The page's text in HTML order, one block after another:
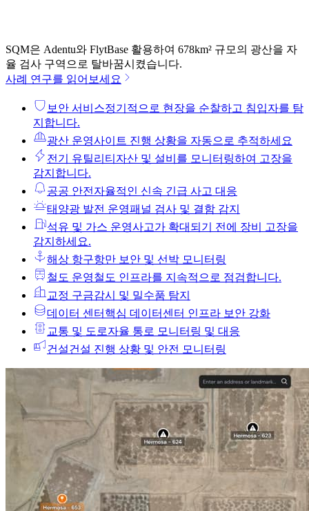
SQM은 Adentu와 FlytBase 활용하여 678km² 규모의 광산을 자
율 검사 구역으로 탈바꿈시켰습니다.
사례 연구를 읽어보세요
보안 서비스정기적으로 현장을 순찰하고 침입자를 탐
지합니다.
광산 운영사이트 진행 상황을 자동으로 추적하세요
전기 유틸리티 자산 및 설비를 모니터링하여 고장을
감지합니다.
공공 안전 자율적인 신속 긴급 사고 대응
태양광 발전 운영패널 검사 및 결함 감지
석유 및 가스 운영사고가 확대되기 전에 장비 고장을
감지하세요.
해상 항구항만 보안 및 선박 모니터링
철도 운영철도 인프라를 지속적으로 점검합니다.
교정 구금감시 및 밀수품 탐지
데이터 센터 핵심 데이터센터 인프라 보안 강화
교통 및 도로자율 통로 모니터링 및 대응
건설건설 진행 상황 및 안전 모니터링